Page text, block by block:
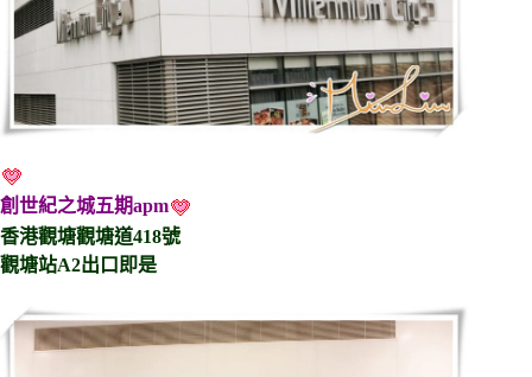
創世紀之城五期apm
香港觀塘觀塘道418號
觀塘站A2出口即是